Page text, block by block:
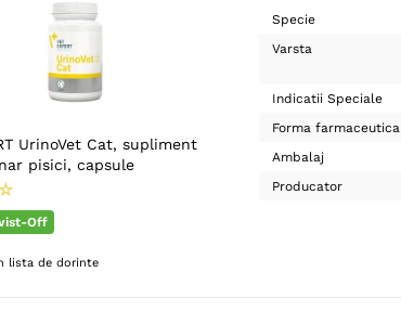
UrinoVet Cat, supliment
pisici, capsule
☆
Off
lista de dorinte
Specie
Varsta
Indicatii Speciale
Forma farmaceutica
Ambalaj
Producator